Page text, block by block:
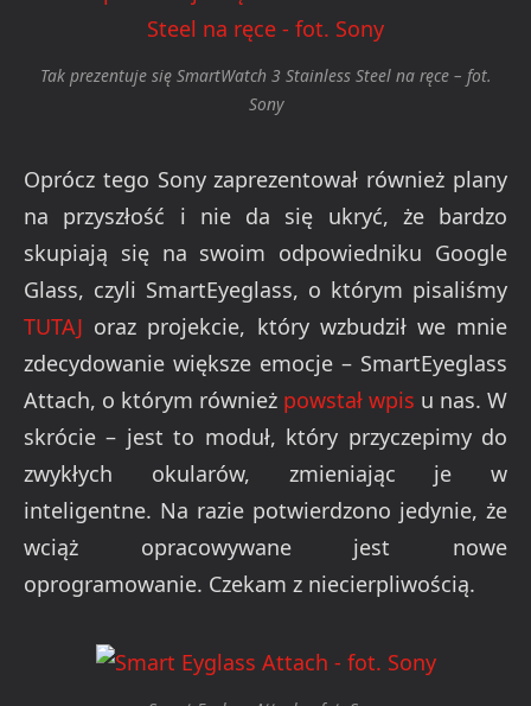
Tak prezentuje się SmartWatch 3 Stainless Steel na ręce – fot.
Sony
Oprócz tego Sony zaprezentował również plany
na przyszłość i nie da się ukryć, że bardzo
skupiają się na swoim odpowiedniku Google
Glass, czyli SmartEyeglass, o którym pisaliśmy
TUTAJ oraz projekcie, który wzbudził we mnie
zdecydowanie większe emocje – SmartEyeglass
Attach, o którym również powstał wpis u nas. W
skrócie – jest to moduł, który przyczepimy do
zwykłych okularów, zmieniając je w
inteligentne. Na razie potwierdzono jedynie, że
wciąż opracowywane jest nowe
oprogramowanie. Czekam z niecierpliwością.